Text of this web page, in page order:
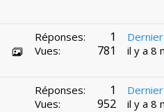
Réponses: 1
Vues: 781
il y a 8
Réponses: 1
Vues: 952
il y a 8